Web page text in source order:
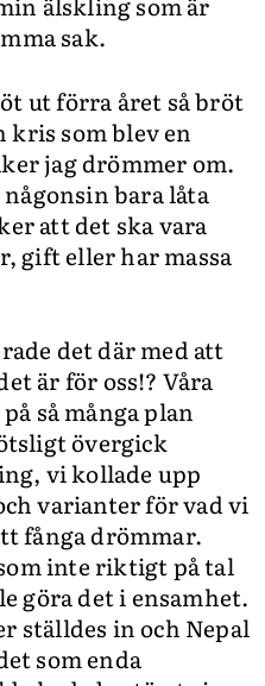
sak.
ut förra året så bröt
kris som blev en
jag drömmer om.
bara låta
att det ska vara
gift eller har massa
det där med att
är för oss!? Våra
så många plan
övergick
vi kollade upp
varianter för vad vi
fånga drömmar.
inte riktigt på tal
göra det i ensamhet.
ställdes in och Nepal
som enda